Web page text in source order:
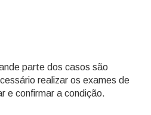
parte dos casos são
realizar os exames de
e confirmar a condição.